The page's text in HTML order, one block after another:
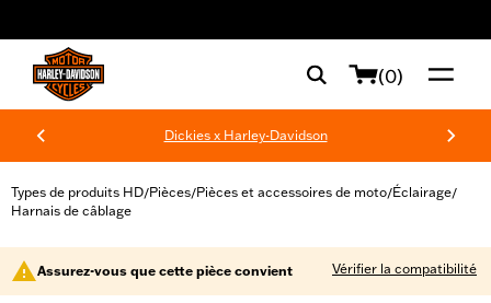
(0)
Dickies x Harley-Davidson
Types de produits HD/Pièces/Pièces et accessoires de moto/Éclairage/
Harnais de câblage
Assurez-vous que cette pièce convient Vérifier la compatibilité